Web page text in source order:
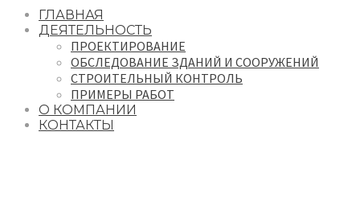
ГЛАВНАЯ
ДЕЯТЕЛЬНОСТЬ
ПРОЕКТИРОВАНИЕ
ОБСЛЕДОВАНИЕ ЗДАНИЙ И СООРУЖЕНИЙ
СТРОИТЕЛЬНЫЙ КОНТРОЛЬ
ПРИМЕРЫ РАБОТ
О КОМПАНИИ
КОНТАКТЫ